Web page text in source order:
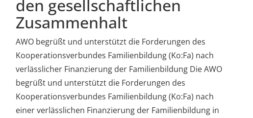
den gesellschaftlichen
Zusammenhalt
AWO begrüßt und unterstützt die Forderungen des
Kooperationsverbundes Familienbildung (Ko:Fa) nach
verlässlicher Finanzierung der Familienbildung Die AWO
begrüßt und unterstützt die Forderungen des
Kooperationsverbundes Familienbildung (Ko:Fa) nach
einer verlässlichen Finanzierung der Familienbildung in